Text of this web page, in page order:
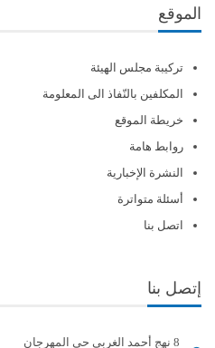
الموقع
تركيبة مجلس الهيئة
المكلفين بالنّفاذ الى المعلومة
خريطة الموقع
روابط هامة
النشرة الإخبارية
أسئلة متواترة
اتصل بنا
إتصل بنا
8 نهج أحمد الغربي حي المهرجان